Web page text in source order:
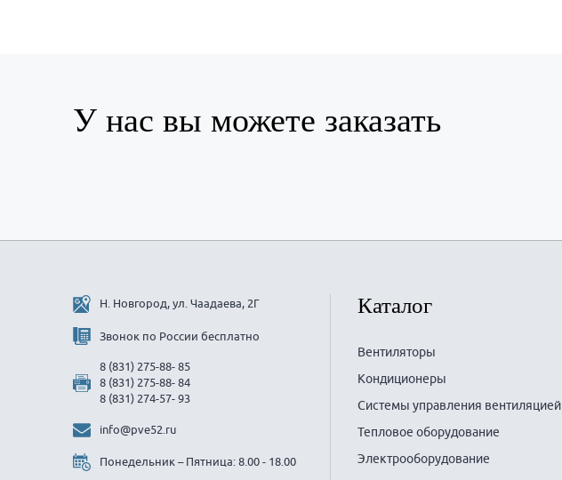
У нас вы можете заказать
Н. Новгород, ул. Чаадаева, 2Г
Звонок по России бесплатно
8 (831) 275-88- 85
8 (831) 275-88- 84
8 (831) 274-57- 93
info@pve52.ru
Понедельник – Пятница: 8.00 - 18.00
Каталог
Вентиляторы
Кондиционеры
Системы управления вентиляцией
Тепловое оборудование
Электрооборудование